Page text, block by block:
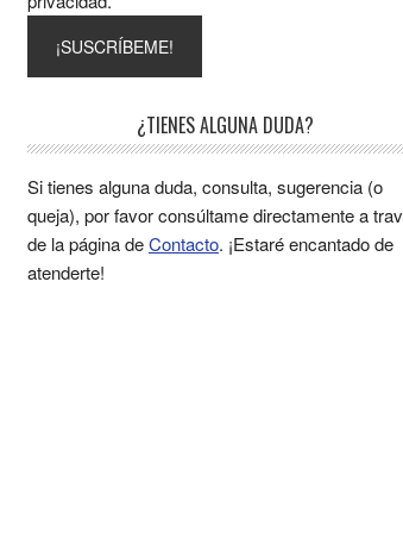
¿TIENES ALGUNA DUDA?
Si tienes alguna duda, consulta, sugerencia (o
queja), por favor consúltame directamente a
de la página deContacto. ¡Estaré encantado de
atenderte!